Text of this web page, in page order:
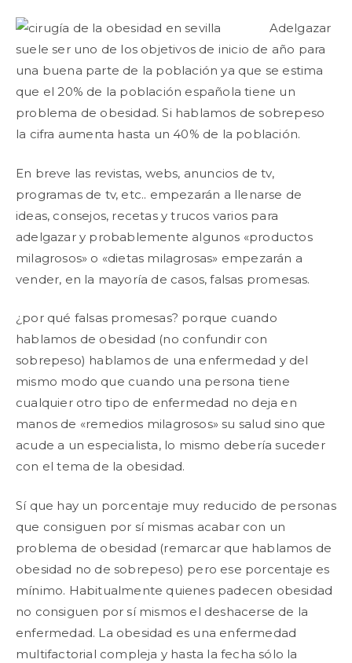
Adelgazar
suele ser uno de los objetivos de inicio de año para
una buena parte de la población ya que se estima
que el 20% de la población española tiene un
problema de obesidad. Si hablamos de sobrepeso
la cifra aumenta hasta un 40% de la población.
En breve las revistas, webs, anuncios de tv,
programas de tv, etc.. empezarán a llenarse de
ideas, consejos, recetas y trucos varios para
adelgazar y probablemente algunos «productos
milagrosos» o «dietas milagrosas» empezarán a
vender, en la mayoría de casos, falsas promesas.
¿por qué falsas promesas? porque cuando
hablamos de obesidad (no confundir con
sobrepeso) hablamos de una enfermedad y del
mismo modo que cuando una persona tiene
cualquier otro tipo de enfermedad no deja en
manos de «remedios milagrosos» su salud sino que
acude a un especialista, lo mismo debería suceder
con el tema de la obesidad.
Sí que hay un porcentaje muy reducido de personas
que consiguen por sí mismas acabar con un
problema de obesidad (remarcar que hablamos de
obesidad no de sobrepeso) pero ese porcentaje es
mínimo. Habitualmente quienes padecen obesidad
no consiguen por sí mismos el deshacerse de la
enfermedad. La obesidad es una enfermedad
multifactorial compleja y hasta la fecha sólo la